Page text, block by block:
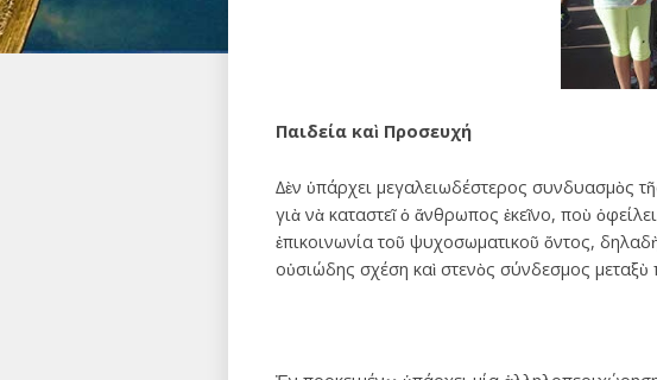
Παιδεία καὶ Προσευχή
∆ὲν ὑπάρχει µεγαλειωδέστερος συνδυασµὸς
γιὰ νὰ καταστεῖ ὁ ἄνθρωπος ἐκεῖνο, ποὺ
ἐπικοινωνία τοῦ ψυχοσωµατικοῦ ὄντος,
οὐσιώδης σχέση καὶ στενὸς σύνδεσµος µεταξὺ